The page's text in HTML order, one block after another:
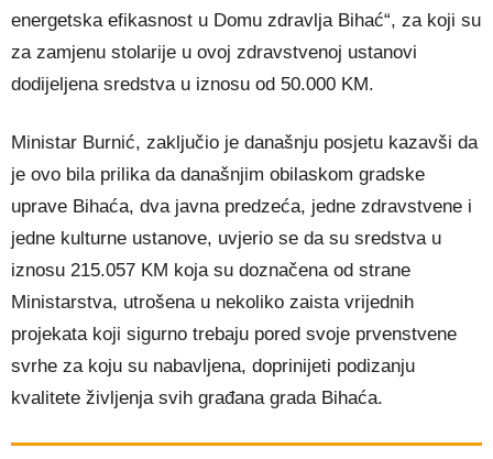
energetska efikasnost u Domu zdravlja Bihać“, za koji su
za zamjenu stolarije u ovoj zdravstvenoj ustanovi
dodijeljena sredstva u iznosu od 50.000 KM.
Ministar Burnić, zaključio je današnju posjetu kazavši da
je ovo bila prilika da današnjim obilaskom gradske
uprave Bihaća, dva javna predzeća, jedne zdravstvene i
jedne kulturne ustanove, uvjerio se da su sredstva u
iznosu 215.057 KM koja su doznačena od strane
Ministarstva, utrošena u nekoliko zaista vrijednih
projekata koji sigurno trebaju pored svoje prvenstvene
svrhe za koju su nabavljena, doprinijeti podizanju
kvalitete življenja svih građana grada Bihaća.